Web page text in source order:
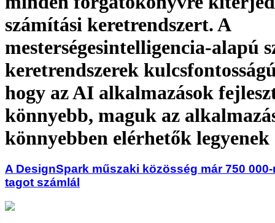
számítási keretrendszert. A
mesterségesintelligencia-alapú
keretrendszerek
hogy az AI alkalmazások
könnyebb, maguk az
könnyebben elérhetők legyenek
A DesignSpark műszaki közösség már 750
tagot számlál